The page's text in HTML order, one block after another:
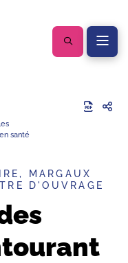
santé
MARGAUX
D'OUVRAGE